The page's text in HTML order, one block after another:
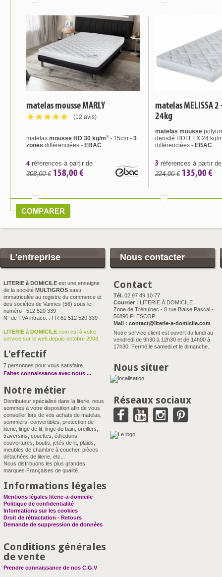
matelas mousse MARLY
(12 avis)
matelas mousse HD 30 kg/m3 - 15cm - 3
zones différenciées - EBAC
4 références à partir de
308,00 € 158,00 €
matelas MELISSA 2
24kg
matelas mousse
densité HDFLEX 24 kg/
différenciées - EBAC
3 références à partir de
224,00 € 135,00 €
L'entreprise
LITERIE à DOMICILE est une enseigne
de la société MULTIGROS sasu
immatriculée au registre du commerce et
des sociétés de Vannes (56) sous le
numéro : 512 520 339
N° de TVA intraco. : FR 61 512 520 339
LITERIE à DOMICILE .com est à votre
service sur le web depuis octobre 2008.
L'effectif
7 personnes pour vous satisfaire.
Faites connaissance avec nous ...
Notre métier
Distributeur spécialisé dans la literie, nous
sommes à votre disposition afin de vous
conseiller lors de vos achats de matelas,
sommiers, convertibles, protection de
literie, linge de lit, linge de bain, oreillers,
traversins, couettes, édredons,
couvertures, boutis, jetés de lit, plaids,
meubles de chambre à coucher, pièces
détachées de literie, etc...
Nous distribuons les plus grandes
marques Françaises de qualité.
Informations légales
Mentions légales literie-a-domicile
Politique de confidentialité
Informations sur les cookies
Droit de rétractation - Retours
Demande de suppression de données
Conditions générales
de vente
Prendre connaissance de nos C.G.V
Nous contacter
Contact
Tél. 02 97 49 10 77
Courrier : LITERIE À DOMICILE
Zone de Tréhuinec - 8 rue Blaise Pascal -
56890 PLESCOP
Mail : contact@literie-a-domicile.com
Notre service client est ouvert du lundi au
vendredi de 9h30 à 12h30 et de 14h00 à
17h30. Fermé le samedi et le dimanche..
Nous situer
Réseaux sociaux